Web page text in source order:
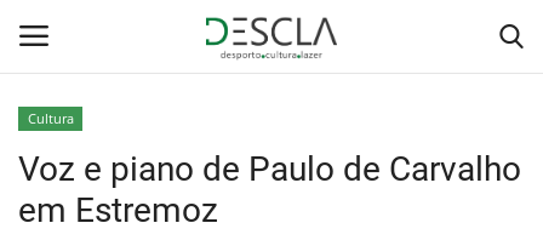
Home
Cultura
Voz e piano de Paulo de Carvalho
em Estremoz